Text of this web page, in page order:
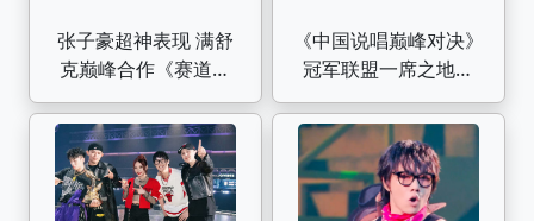
张子豪超神表现 满舒
克巅峰合作《赛道模
式》 #张子豪 #满舒克
#中国说唱巅峰对决
2023
《中国说唱巅峰对决》
冠军联盟一席之地在
2022年和2023年3V3
环节的差别